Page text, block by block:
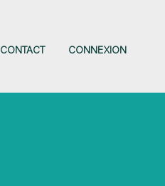
CONTACT CONNEXION